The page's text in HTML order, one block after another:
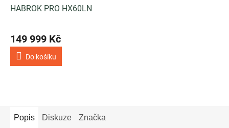
HABROK PRO HX60LN
149 999 Kč
Do košíku
Popis Diskuze Značka